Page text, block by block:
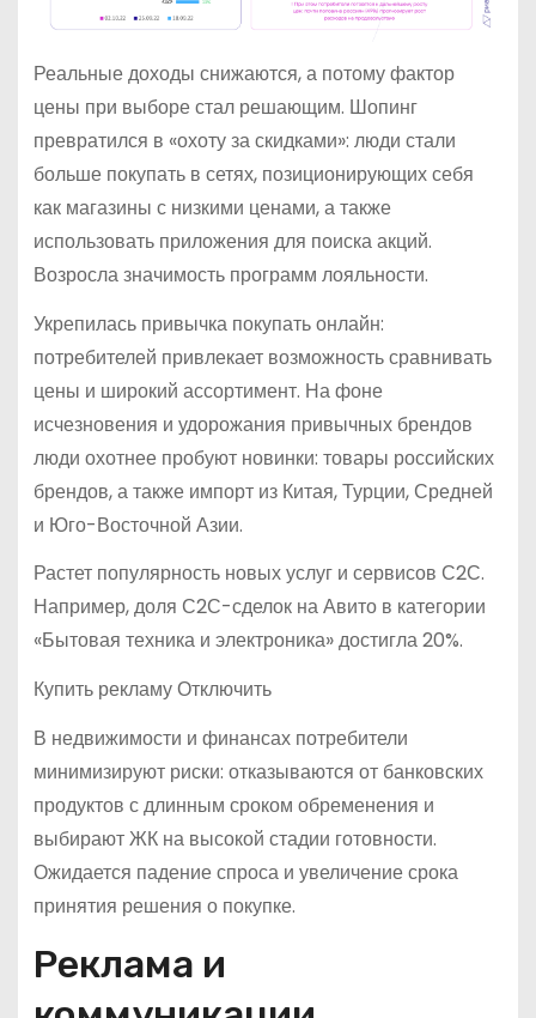
Реальные доходы снижаются, а потому фактор
цены при выборе стал решающим. Шопинг
превратился в «охоту за скидками»: люди стали
больше покупать в сетях, позиционирующих себя
как магазины с низкими ценами, а также
использовать приложения для поиска акций.
Возросла значимость программ лояльности.
Укрепилась привычка покупать онлайн:
потребителей привлекает возможность сравнивать
цены и широкий ассортимент. На фоне
исчезновения и удорожания привычных брендов
люди охотнее пробуют новинки: товары российских
брендов, а также импорт из Китая, Турции, Средней
и Юго-Восточной Азии.
Растет популярность новых услуг и сервисов С2С.
Например, доля С2С-сделок на Авито в категории
«Бытовая техника и электроника» достигла 20%.
Купить рекламу Отключить
В недвижимости и финансах потребители
минимизируют риски: отказываются от банковских
продуктов с длинным сроком обременения и
выбирают ЖК на высокой стадии готовности.
Ожидается падение спроса и увеличение срока
принятия решения о покупке.
Реклама и